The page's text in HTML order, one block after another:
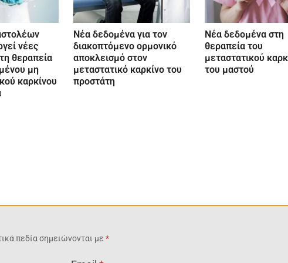
νέες
θεραπεία
μη
καρκίνου
Νέα δεδομένα για τον
διακοπτόμενο ορμονικό
αποκλεισμό στον
μεταστατικό καρκίνο του
προστάτη
Νέα δεδομένα στη
θεραπεία του
μεταστατικού
του μαστού
πεδία σημειώνονται με*